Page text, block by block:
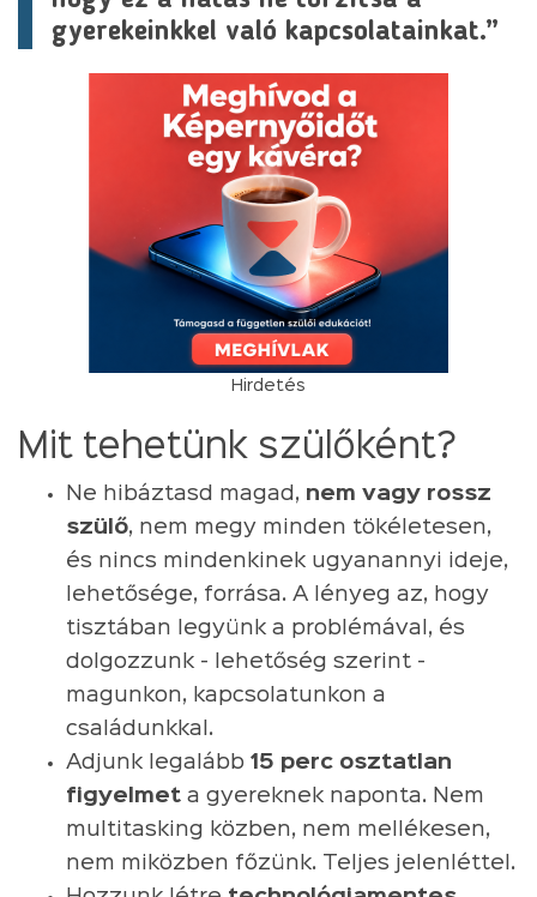
gyerekeinkkel való kapcsolatainkat.”
Hirdetés
Mit tehetünk szülőként?
Ne hibáztasd magad, nem vagy rossz
szülő, nem megy minden tökéletesen,
és nincs mindenkinek ugyanannyi ideje,
lehetősége, forrása. A lényeg az, hogy
tisztában legyünk a problémával, és
dolgozzunk - lehetőség szerint -
magunkon, kapcsolatunkon a
családunkkal.
Adjunk legalább 15 perc osztatlan
figyelmet a gyereknek naponta. Nem
multitasking közben, nem mellékesen,
nem miközben főzünk. Teljes jelenléttel.